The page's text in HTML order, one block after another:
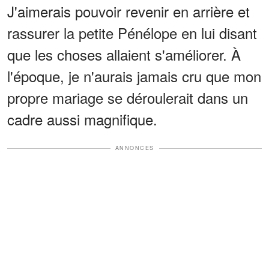
J'aimerais pouvoir revenir en arrière et
rassurer la petite Pénélope en lui disant
que les choses allaient s'améliorer. À
l'époque, je n'aurais jamais cru que mon
propre mariage se déroulerait dans un
cadre aussi magnifique.
ANNONCES